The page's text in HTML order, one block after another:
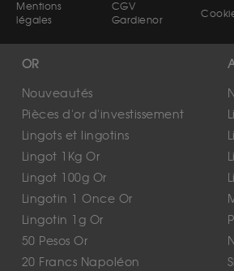
Mentions
légales
CGV
Gardienor
OR
Nouveautés
Pièces d'or d'investissement
Lingots et lingotins
Lingot 1Kg Or
Lingot 100g Or
Lingotin 1 Once Or
Lingotin 1g Or
50 Pesos Or
20 Francs Napoléon